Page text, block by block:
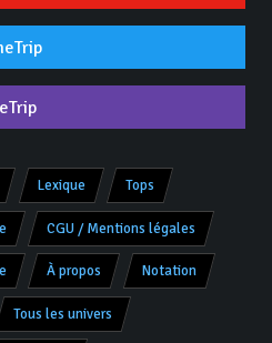
Lexique Tops
CGU / Mentions légales
À propos Notation
Tous les univers